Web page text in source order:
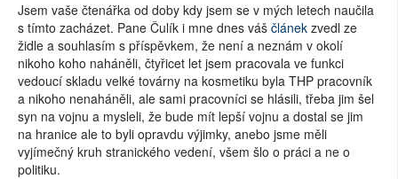
Jsem vaše čtenářka od doby kdy jsem se v mých letech naučila
s tímto zacházet. Pane Čulík i mne dnes váš článek zvedl ze
židle a souhlasím s příspěvkem, že není a neznám v okolí
nikoho koho naháněli, čtyřicet let jsem pracovala ve funkci
vedoucí skladu velké továrny na kosmetiku byla THP pracovník
a nikoho nenaháněli, ale sami pracovníci se hlásili, třeba jim šel
syn na vojnu a mysleli, že bude mít lepší vojnu a dostal se jim
na hranice ale to byli opravdu výjimky, anebo jsme měli
vyjímečný kruh stranického vedení, všem šlo o práci a ne o
politiku.